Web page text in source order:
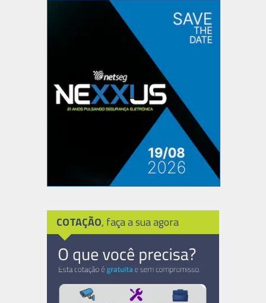
COTAÇÃO, faça a sua agora